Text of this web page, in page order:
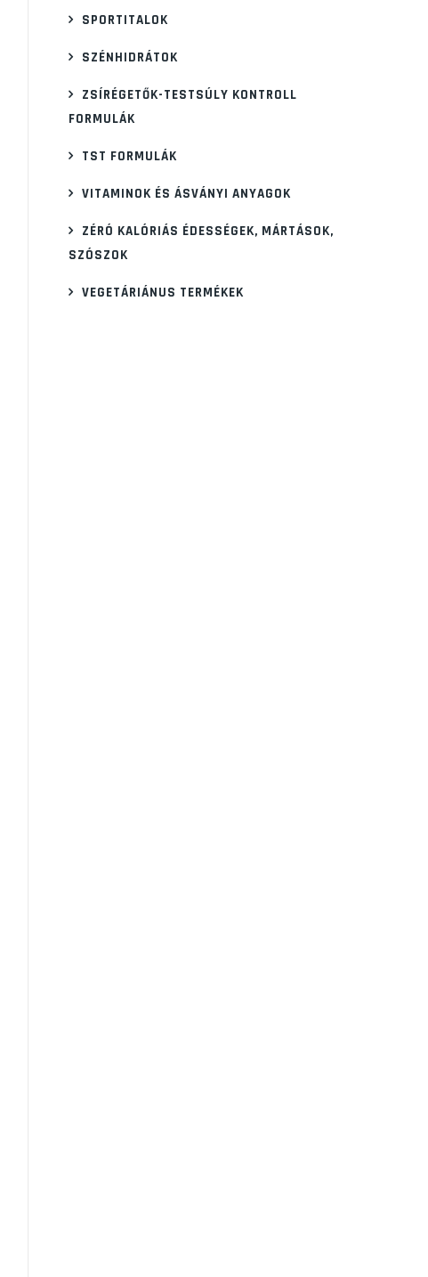
SPORTITALOK
SZÉNHIDRÁTOK
ZSÍRÉGETŐK-TESTSÚLY KONTROLL
FORMULÁK
TST FORMULÁK
VITAMINOK ÉS ÁSVÁNYI ANYAGOK
ZÉRÓ KALÓRIÁS ÉDESSÉGEK, MÁRTÁSOK,
SZÓSZOK
VEGETÁRIÁNUS TERMÉKEK